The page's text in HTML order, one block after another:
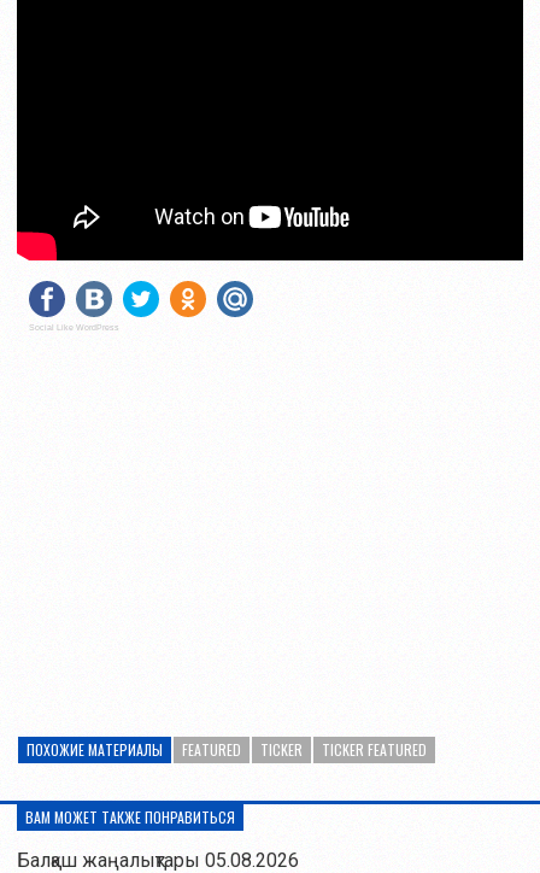
Social Like WordPress
ПОХОЖИЕ МАТЕРИАЛЫ FEATURED TICKER TICKER FEATURED
ВАМ МОЖЕТ ТАКЖЕ ПОНРАВИТЬСЯ
Балқаш жаңалықтары 05.08.2026